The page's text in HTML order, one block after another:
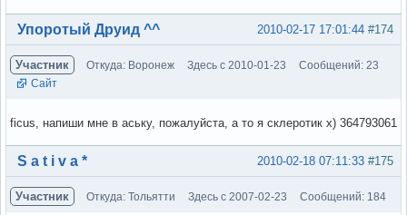
Вне форума #174
2010-02-17 17:01:44
Упоротый Друид ^^
Участник Откуда: Воронеж Здесь с 2010-01-23
Сообщений: 23
Сайт
ficus, напиши мне в аську, пожалуйста, а то я склеротик х) 364793061
Вне форума #175
2010-02-18 07:11:33
S a t i v a *
Участник Откуда: Тольятти Здесь с 2007-02-23 Сообщений: 184